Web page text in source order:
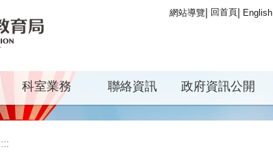
網站導覽 回首頁 English
科室業務 聯絡資訊 政府資訊公開
:::